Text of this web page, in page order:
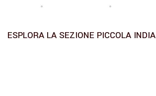
ESPLORA LA SEZIONE PICCOLA INDIA